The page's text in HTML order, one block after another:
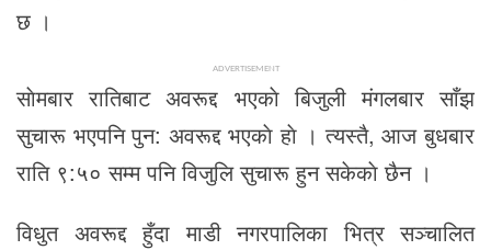
छ ।
ADVERTISEMENT
साेमबार रातिबाट अवरूद्द भएकाे बिजुली मंगलबार साँझ
सुचारू भएपनि पुन: अवरूद्द भएकाे हाे । त्यस्तै, आज बुधबार
राति ९:५० सम्म पनि विजुलि सुचारू हुन सकेकाे छैन ।
विधुत अवरूद्द हुँदा माडी नगरपालिका भित्र सञ्चालित